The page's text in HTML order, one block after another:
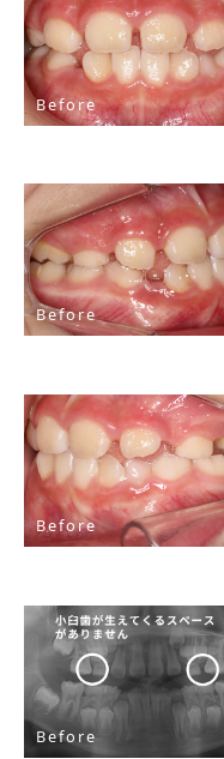
Before
Before
Before
Before